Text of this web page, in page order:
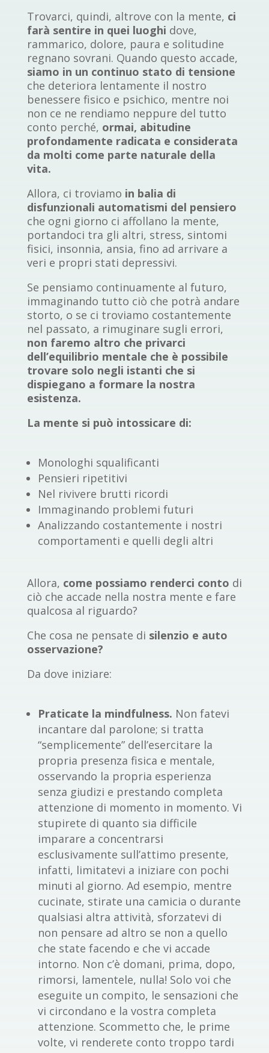
Trovarci, quindi, altrove con la mente, ci
farà sentire in quei luoghi dove,
rammarico, dolore, paura e solitudine
regnano sovrani. Quando questo accade,
siamo in un continuo stato di tensione
che deteriora lentamente il nostro
benessere fisico e psichico, mentre noi
non ce ne rendiamo neppure del tutto
conto perché, ormai, abitudine
profondamente radicata e considerata
da molti come parte naturale della
vita.
Allora, ci troviamo in balia di
disfunzionali automatismi del pensiero
che ogni giorno ci affollano la mente,
portandoci tra gli altri, stress, sintomi
fisici, insonnia, ansia, fino ad arrivare a
veri e propri stati depressivi.
Se pensiamo continuamente al futuro,
immaginando tutto ciò che potrà andare
storto, o se ci troviamo costantemente
nel passato, a rimuginare sugli errori,
non faremo altro che privarci
dell’equilibrio mentale che è possibile
trovare solo negli istanti che si
dispiegano a formare la nostra
esistenza.
La mente si può intossicare di:
Monologhi squalificanti
Pensieri ripetitivi
Nel rivivere brutti ricordi
Immaginando problemi futuri
Analizzando costantemente i nostri
comportamenti e quelli degli altri
Allora, come possiamo renderci conto di
ciò che accade nella nostra mente e fare
qualcosa al riguardo?
Che cosa ne pensate di silenzio e auto
osservazione?
Da dove iniziare:
Praticate la mindfulness. Non fatevi
incantare dal parolone; si tratta
“semplicemente” dell’esercitare la
propria presenza fisica e mentale,
osservando la propria esperienza
senza giudizi e prestando completa
attenzione di momento in momento. Vi
stupirete di quanto sia difficile
imparare a concentrarsi
esclusivamente sull’attimo presente,
infatti, limitatevi a iniziare con pochi
minuti al giorno. Ad esempio, mentre
cucinate, stirate una camicia o durante
qualsiasi altra attività, sforzatevi di
non pensare ad altro se non a quello
che state facendo e che vi accade
intorno. Non c’è domani, prima, dopo,
rimorsi, lamentele, nulla! Solo voi che
eseguite un compito, le sensazioni che
vi circondano e la vostra completa
attenzione. Scommetto che, le prime
volte, vi renderete conto troppo tardi